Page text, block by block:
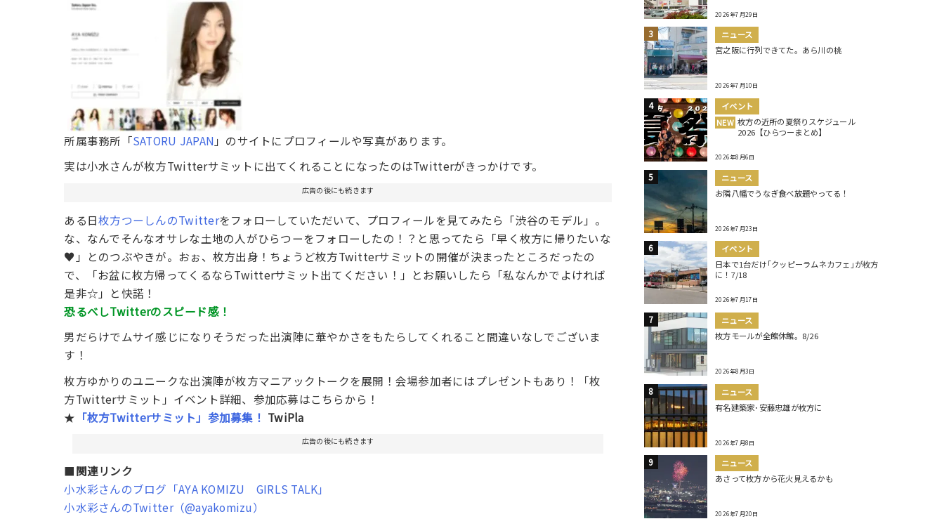
所属事務所「SATORU JAPAN 」のサイトにプロフィールや写真があります。
実は小水さんが枚方Twitterサミットに出てくれることになったのはTwitterがきっかけです。
広告の後にも続きます
ある日枚方つーしんのTwitterをフォローしていただいて、プロフィールを見てみたら「渋谷のモデル」。
な、なんでそんなオサレな土地の人がひらつーをフォローしたの！？と思ってたら「早く枚方に帰りたいな
♥」とのつぶやきが。おぉ、枚方出身！ちょうど枚方Twitterサミットの開催が決まったところだったの
で、「お盆に枚方帰ってくるならTwitterサミット出てください！」とお願いしたら「私なんかでよければ
是非☆」と快諾！
恐るべしTwitterのスピード感！
男だらけでムサイ感じになりそうだった出演陣に華やかさをもたらしてくれること間違いなしでございま
す！
枚方ゆかりのユニークな出演陣が枚方マニアックトークを展開！会場参加者にはプレゼントもあり！「枚
方Twitterサミット」イベント詳細、参加応募はこちらから！
★ 「枚方Twitterサミット」参加募集！ TwiPla
広告の後にも続きます
■関連リンク
小水彩さんのブログ「AYA KOMIZU GIRLS TALK」
小水彩さんのTwitter（@ayakomizu）
2026年7月29日
ニュース
宮之阪に行列できてた。あら川の桃
2026年7月10日
イベント
NEW 枚方の近所の夏祭りスケジュール
2026【ひらつーまとめ】
2026年8月6日
ニュース
お隣八幡でうなぎ食べ放題やってる！
2026年7月23日
イベント
日本で1台だけ｢クッピーラムネカフェ｣が枚方
に！7/18
2026年7月17日
ニュース
枚方モールが全館休館。8/26
2026年8月3日
ニュース
有名建築家･安藤忠雄が枚方に
2026年7月8日
ニュース
あさって枚方から花火見えるかも
2026年7月20日